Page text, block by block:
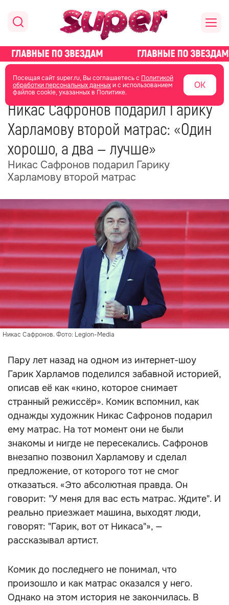
Посещая сайт super.ru, Вы соглашаетесь с Политикой
обработки персональных данныхи с использованием
файлов cookie, указанных в Политике.
ОК
главная новости о звездах новости
23 октября 2025 05:56
Никас Сафронов подарил Гарику
Харламову второй матрас: «Один
хорошо, а два — лучше»
Никас Сафронов подарил Гарику
Харламову второй матрас
Никас Сафронов. Фото: Legion-Media
Пару лет назад на одном из интернет-шоу
Гарик Харламов поделился забавной историей,
описав её как «кино, которое снимает
странный режиссёр». Комик вспомнил, как
однажды художник Никас Сафронов подарил
ему матрас. На тот момент они не были
знакомы и нигде не пересекались. Сафронов
внезапно позвонил Харламову и сделал
предложение, от которого тот не смог
отказаться. «Это абсолютная правда. Он
говорит: "У меня для вас есть матрас. Ждите". И
реально приезжает машина, выходят люди,
говорят: "Гарик, вот от Никаса"», —
рассказывал артист.
Комик до последнего не понимал, что
произошло и как матрас оказался у него.
Однако на этом история не закончилась. В